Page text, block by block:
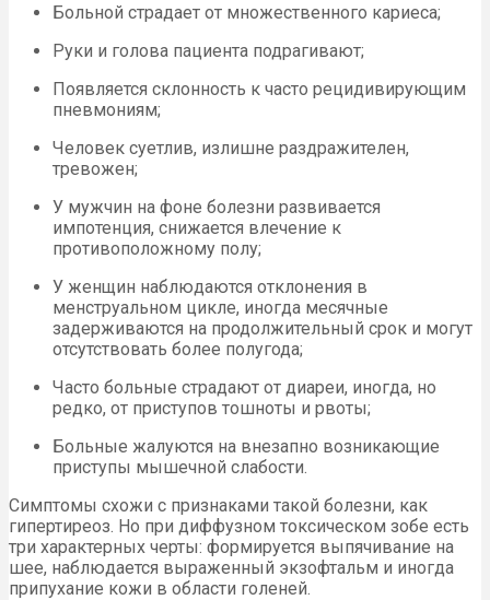
Больной страдает от множественного кариеса;
Руки и голова пациента подрагивают;
Появляется склонность к часто рецидивирующим
пневмониям;
Человек суетлив, излишне раздражителен,
тревожен;
У мужчин на фоне болезни развивается
импотенция, снижается влечение к
противоположному полу;
У женщин наблюдаются отклонения в
менструальном цикле, иногда месячные
задерживаются на продолжительный срок и могут
отсутствовать более полугода;
Часто больные страдают от диареи, иногда, но
редко, от приступов тошноты и рвоты;
Больные жалуются на внезапно возникающие
приступы мышечной слабости.
Симптомы схожи с признаками такой болезни, как
гипертиреоз. Но при диффузном токсическом зобе есть
три характерных черты: формируется выпячивание на
шее, наблюдается выраженный экзофтальм и иногда
припухание кожи в области голеней.